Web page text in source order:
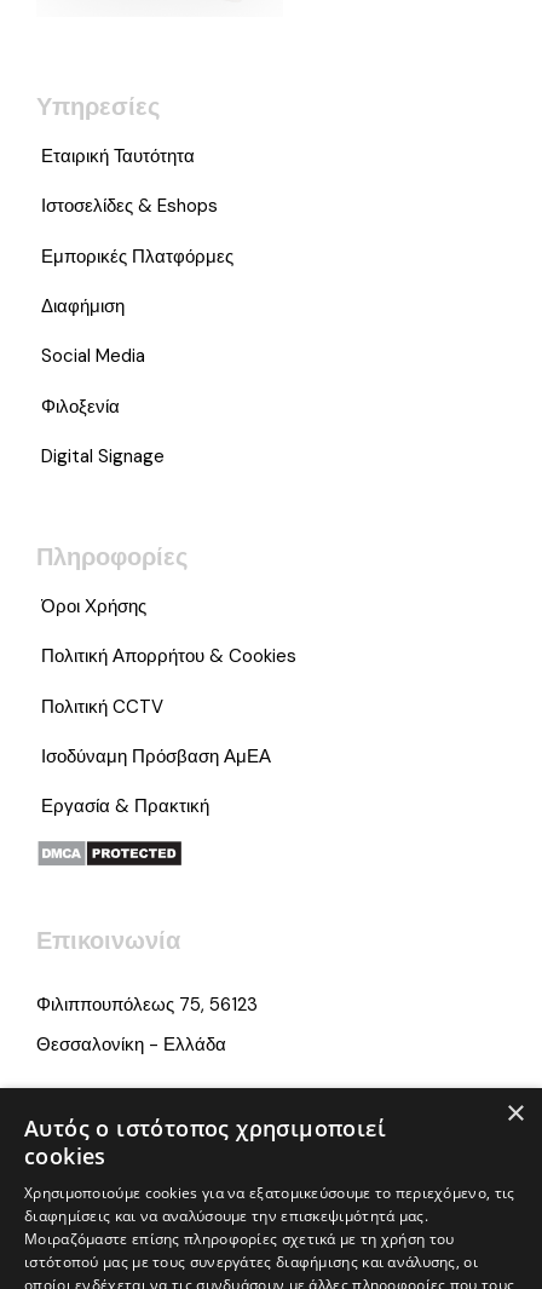
Υπηρεσίες
Εταιρική Ταυτότητα
Ιστοσελίδες & Eshops
Εμπορικές Πλατφόρμες
Διαφήμιση
Social Media
Φιλοξενία
Digital Signage
Πληροφορίες
Όροι Χρήσης
Πολιτική Απορρήτου & Cookies
Πολιτική CCTV
Ισοδύναμη Πρόσβαση ΑμΕΑ
Εργασία & Πρακτική
Επικοινωνία
Φιλιππουπόλεως 75, 56123
Θεσσαλονίκη - Ελλάδα
+ 30 2313 252 660
×
Αυτός ο ιστότοπος χρησιμοποιεί
cookies
Χρησιμοποιούμε cookies για να εξατομικεύσουμε το περιεχόμενο, τις
διαφημίσεις και να αναλύσουμε την επισκεψιμότητά μας.
Μοιραζόμαστε επίσης πληροφορίες σχετικά με τη χρήση του
ιστότοπού μας με τους συνεργάτες διαφήμισης και ανάλυσης, οι
οποίοι ενδέχεται να τις συνδυάσουν με άλλες πληροφορίες που τους